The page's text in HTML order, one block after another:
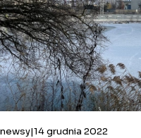
newsy 14 grudnia 2022